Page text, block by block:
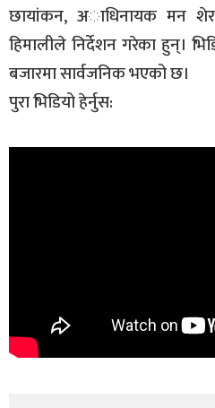
छायांकन, अाधिनायक मन
हिमालीले निर्देशन गरेका हुन्।
बजारमा सार्वजनिक भएको छ।
पुरा भिडियो हेर्नुस: